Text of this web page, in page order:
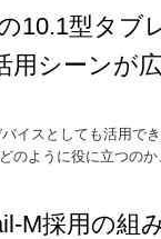
10.1型タブ
シーンが
イスとしても活用で
のように役に立つの
M採用の組